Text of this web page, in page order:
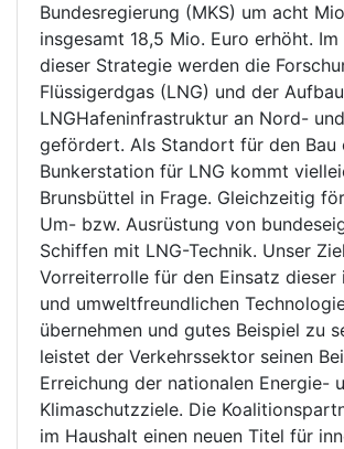
Bundesregierung (MKS) um acht
insgesamt 18,5 Mio. Euro erhöht. Im
dieser Strategie werden die
Flüssigerdgas (LNG) und der
LNGHafeninfrastruktur an Nord-
gefördert. Als Standort für den Bau
Bunkerstation für LNG kommt
Brunsbüttel in Frage. Gleichzeitig
Um- bzw. Ausrüstung von
Schiffen mit LNG-Technik. Unser
Vorreiterrolle für den Einsatz dieser
und umweltfreundlichen
übernehmen und gutes Beispiel zu
leistet der Verkehrssektor seinen
Erreichung der nationalen Energie-
Klimaschutzziele. Die
im Haushalt einen neuen Titel für